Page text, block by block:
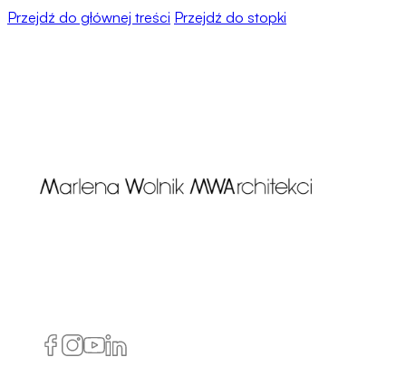
Przejdź do głównej treści Przejdź do stopki